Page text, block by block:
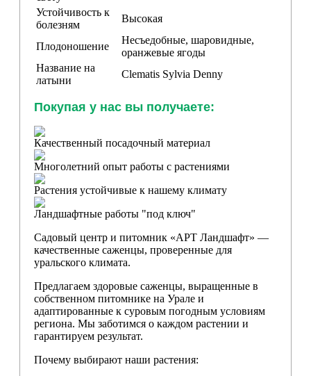
Устойчивость к
болезням
Высокая
Плодоношение
Несъедобные, шаровидные,
оранжевые ягоды
Название на
латыни
Clematis Sylvia Denny
Покупая у нас вы получаете:
Качественный посадочный материал
Многолетний опыт работы с растениями
Растения устойчивые к нашему климату
Ландшафтные работы "под ключ"
Садовый центр и питомник «АРТ Ландшафт» —
качественные саженцы, проверенные для
уральского климата.
Предлагаем здоровые саженцы, выращенные в
собственном питомнике на Урале и
адаптированные к суровым погодным условиям
региона. Мы заботимся о каждом растении и
гарантируем результат.
Почему выбирают наши растения: